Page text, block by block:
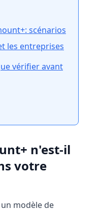
scénarios
les entreprises
vérifier avant
n'est-il
votre
modèle de